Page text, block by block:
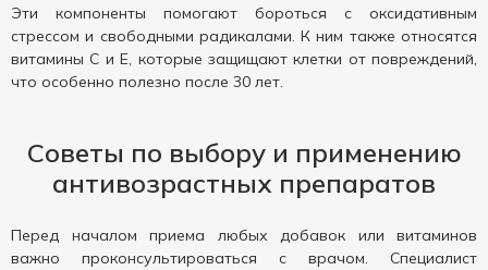
Эти компоненты помогают бороться с оксидативным
стрессом и свободными радикалами. К ним также относятся
витамины C и E, которые защищают клетки от повреждений,
что особенно полезно после 30 лет.
Советы по выбору и применению
антивозрастных препаратов
Перед началом приема любых добавок или витаминов
важно проконсультироваться с врачом. Специалист